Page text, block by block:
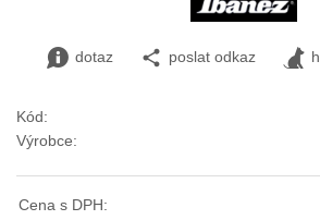
dotaz poslat odkaz
Kód:
Výrobce:
Cena s DPH: